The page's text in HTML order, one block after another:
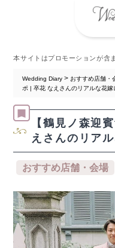
本サイトはプロモーションが含
Wedding Diary > おすすめ店舗・
ポ | 卒花 なえさんのリアルな花嫁
【鶴見ノ森迎
えさんのリア
おすすめ店舗・会場